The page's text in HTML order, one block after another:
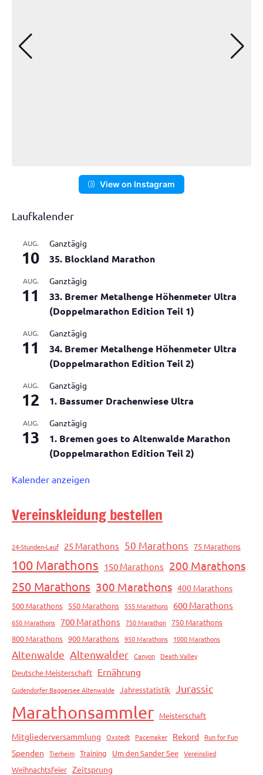
View on Instagram
Laufkalender
AUG.
10
Ganztägig
35. Blockland Marathon
AUG.
11
Ganztägig
33. Bremer Metalhenge Höhenmeter Ultra
(Doppelmarathon Edition Teil 1)
AUG.
11
Ganztägig
34. Bremer Metalhenge Höhenmeter Ultra
(Doppelmarathon Edition Teil 2)
AUG.
12
Ganztägig
1. Bassumer Drachenwiese Ultra
AUG.
13
Ganztägig
1. Bremen goes to Altenwalde Marathon
(Doppelmarathon Edition Teil 2)
Kalender anzeigen
Vereinskleidung bestellen
24-Stunden-Lauf 25 Marathons 50 Marathons 75 Marathons
100 Marathons 150 Marathons 200 Marathons
250 Marathons 300 Marathons 400 Marathons
500 Marathons 550 Marathons 555 Marathons 600 Marathons
650 Marathons 700 Marathons 750 Marathon 750 Marathons
800 Marathons 900 Marathons 950 Marathons 1000 Marathons
Altenwalde Altenwalder Canyon Death Valley
Deutsche Meisterschaft Ernährung
Gudendorfer Baggersee Altenwalde Jahresstatistik Jurassic
Marathonsammler Meisterschaft
Mitgliederversammlung Oxstedt Pacemaker Rekord Run for Fun
Spenden Tierheim Training Um den Sander See Vereinslied
Weihnachtsfeier Zeitsprung